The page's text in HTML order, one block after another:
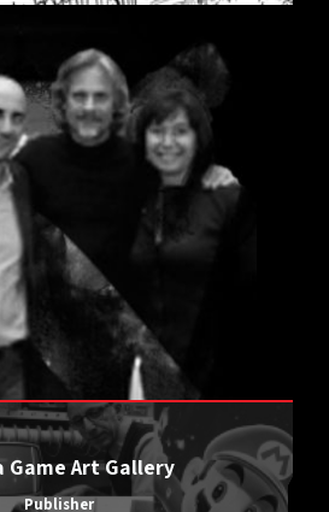
Game Art Gallery
Publisher